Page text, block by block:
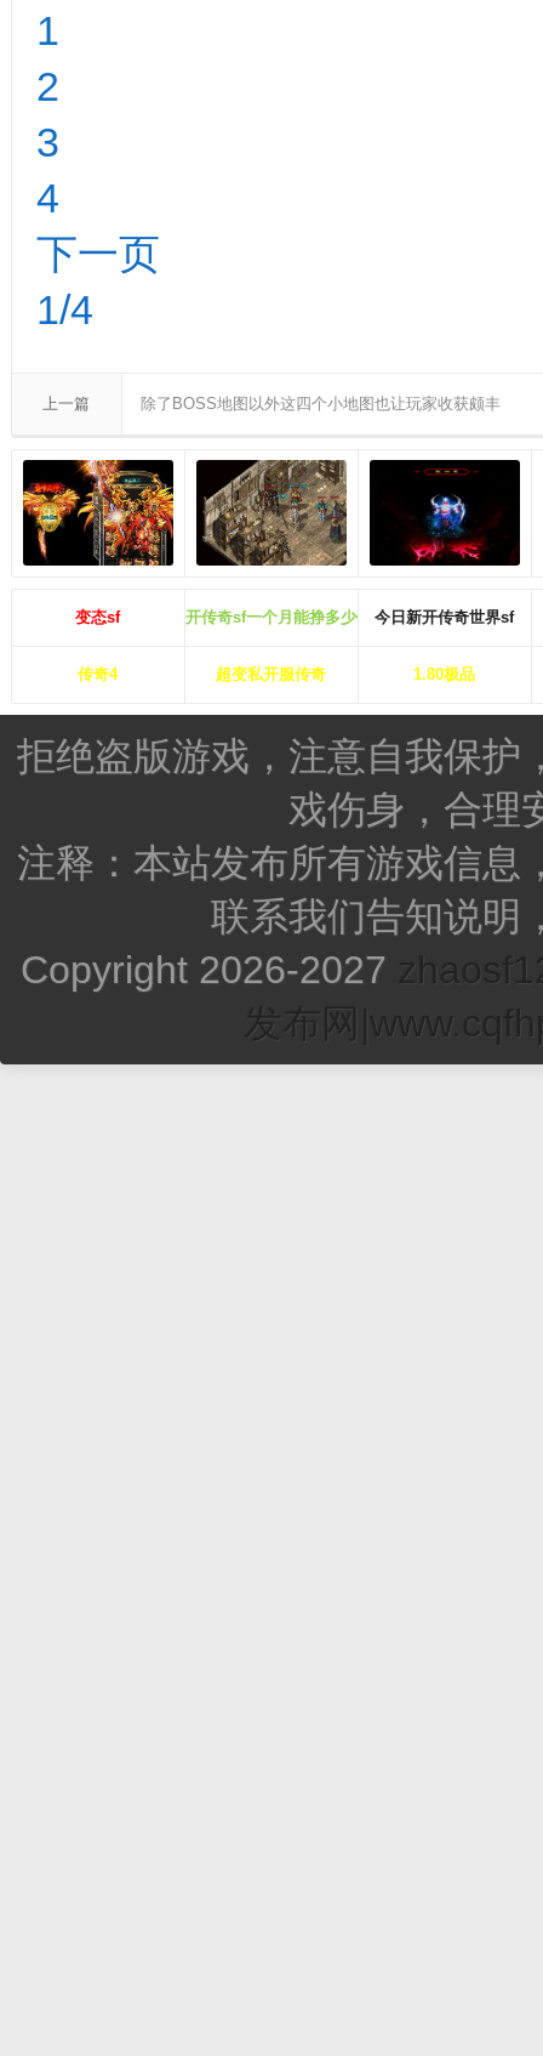
1
2
3
4
下一页
1/4
上一篇 除了BOSS地图以外这四个小地图也让玩家收获颇丰
变态sf 开传奇sf一个月能挣多少钱 今日新开传奇世界sf
传奇4 超变私开服传奇 1.80极品
拒绝盗版游戏，注意自我保护
戏伤身，合理
注释：本站发布所有游戏信息
联系我们告知说明
Copyright 2026-2027
发布网